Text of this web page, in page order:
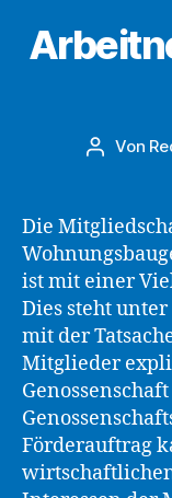
Von
Die
ist mit einer
Dies steht
mit der
Mitglieder
Förderauftrag